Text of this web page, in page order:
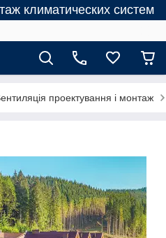
климатических систем
проектування і монтаж